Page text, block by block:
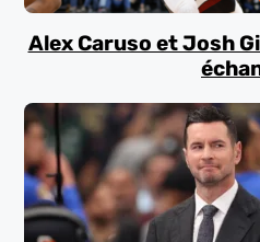
Alex Caruso et Josh